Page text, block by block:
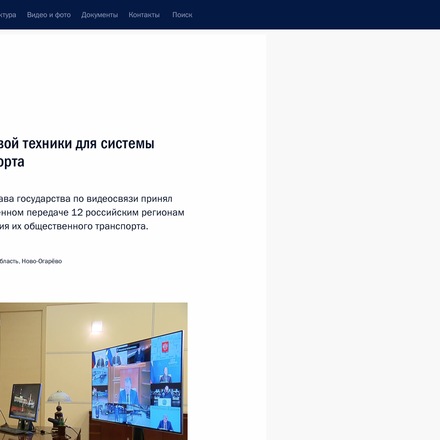
Видео и фото Документы Контакты Поиск
следующие материалы
«Транспорт»
преференции для
АО «ОДК-Авиадвигатель»
техники для системы
государства по видеосвязи принял
передаче 12 российским регионам
их общественного транспорта.
Ново-Огарёво